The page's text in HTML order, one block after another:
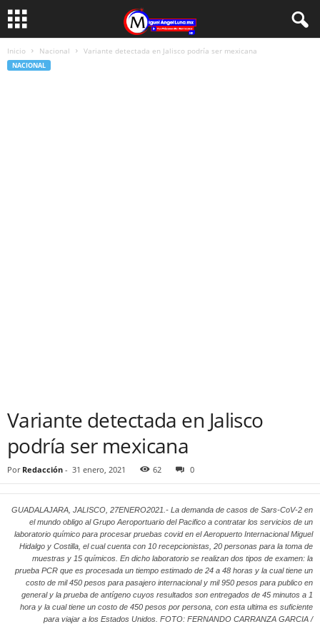
Inicio Nacional Variante detectada en Jalisco podría ser mexicana
NACIONAL
Variante detectada en Jalisco
podría ser mexicana
Por Redacción - 31 enero, 2021 62 0
GUADALAJARA, JALISCO, 27ENERO2021.- La demanda de casos de Sars-CoV-2 en
el mundo obligo al Grupo Aeroportuario del Pacifico a contratar los servicios de un
laboratorio químico para procesar pruebas covid en el Aeropuerto Internacional Miguel
Hidalgo y Costilla, el cual cuenta con 10 recepcionistas, 20 personas para la toma de
muestras y 15 químicos. En dicho laboratorio se realizan dos tipos de examen: la
prueba PCR que es procesada un tiempo estimado de 24 a 48 horas y la cual tiene un
costo de mil 450 pesos para pasajero internacional y mil 950 pesos para publico en
general y la prueba de antígeno cuyos resultados son entregados de 45 minutos a 1
hora y la cual tiene un costo de 450 pesos por persona, con esta ultima es suficiente
para viajar a los Estados Unidos. FOTO: FERNANDO CARRANZA GARCIA /